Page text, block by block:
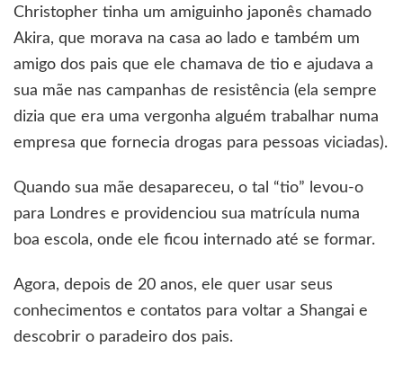
Christopher tinha um amiguinho japonês chamado
Akira, que morava na casa ao lado e também um
amigo dos pais que ele chamava de tio e ajudava a
sua mãe nas campanhas de resistência (ela sempre
dizia que era uma vergonha alguém trabalhar numa
empresa que fornecia drogas para pessoas viciadas).
Quando sua mãe desapareceu, o tal “tio” levou-o
para Londres e providenciou sua matrícula numa
boa escola, onde ele ficou internado até se formar.
Agora, depois de 20 anos, ele quer usar seus
conhecimentos e contatos para voltar a Shangai e
descobrir o paradeiro dos pais.